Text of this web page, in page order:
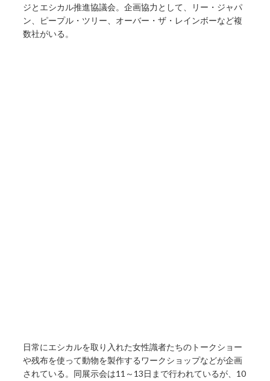
ジとエシカル推進協議会。企画協力として、リー・ジャパ
ン、ピープル・ツリー、オーバー・ザ・レインボーなど複
数社がいる。
日常にエシカルを取り入れた女性識者たちのトークショー
や残布を使って動物を製作するワークショップなどが企画
されている。同展示会は11～13日まで行われているが、10